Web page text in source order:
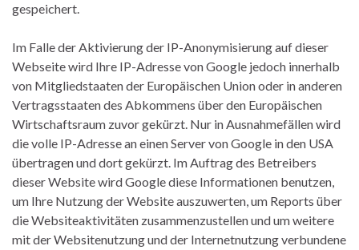
gespeichert.
Im Falle der Aktivierung der IP-Anonymisierung auf dieser
Webseite wird Ihre IP-Adresse von Google jedoch innerhalb
von Mitgliedstaaten der Europäischen Union oder in anderen
Vertragsstaaten des Abkommens über den Europäischen
Wirtschaftsraum zuvor gekürzt. Nur in Ausnahmefällen wird
die volle IP-Adresse an einen Server von Google in den USA
übertragen und dort gekürzt. Im Auftrag des Betreibers
dieser Website wird Google diese Informationen benutzen,
um Ihre Nutzung der Website auszuwerten, um Reports über
die Websiteaktivitäten zusammenzustellen und um weitere
mit der Websitenutzung und der Internetnutzung verbundene